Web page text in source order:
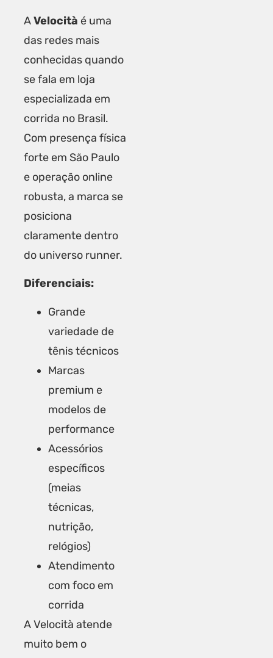
AVelocità é uma
das redes mais
conhecidas quando
se fala em loja
especializada em
corrida no Brasil.
Com presença física
forte em São Paulo
e operação online
robusta, a marca se
posiciona
claramente dentro
do universo runner.
Diferenciais:
Grande
variedade de
tênis técnicos
Marcas
premium e
modelos de
performance
Acessórios
específicos
(meias
técnicas,
nutrição,
relógios)
Atendimento
com foco em
corrida
A Velocità atende
muito bem o